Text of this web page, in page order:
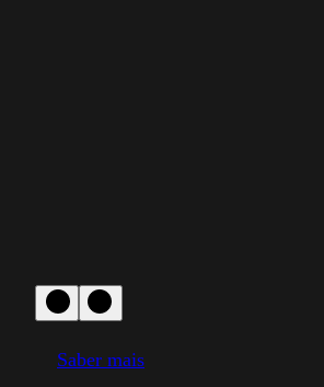
Saber mais